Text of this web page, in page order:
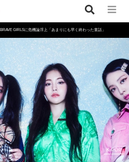
BRAVE GIRLSに危機論浮上「あまりにも早く終わった童話」
K-POP